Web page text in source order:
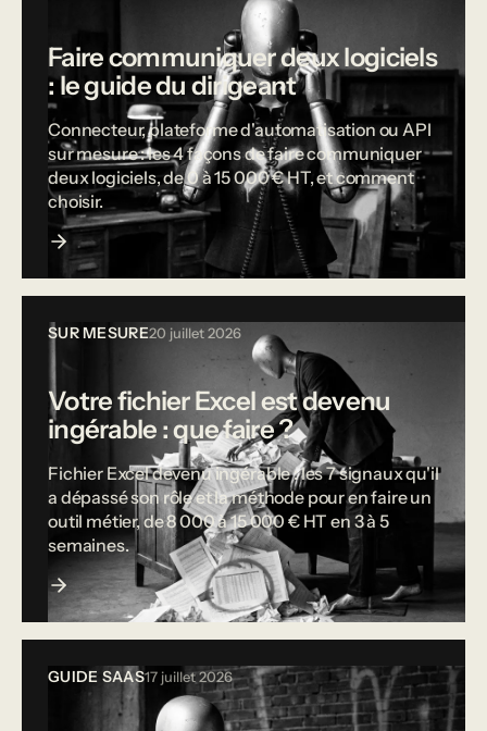
Faire communiquer deux logiciels
: le guide du dirigeant
Connecteur, plateforme d'automatisation ou API
sur mesure : les 4 façons de faire communiquer
deux logiciels, de 0 à 15 000 € HT, et comment
choisir.
SUR MESURE20 juillet 2026
Votre fichier Excel est devenu
ingérable : que faire ?
Fichier Excel devenu ingérable : les 7 signaux qu'il
a dépassé son rôle et la méthode pour en faire un
outil métier, de 8 000 à 15 000 € HT en 3 à 5
semaines.
GUIDE SAAS17 juillet 2026